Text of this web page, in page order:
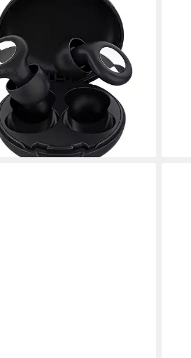
Ohrstöpsel
Noise Cancelling, 4 Farben,
Silikon, Blockiert Schnarchen
– endlich durchschlafen.
€ UVP 41,80 €
- in 4-5 Werktagen bei dir